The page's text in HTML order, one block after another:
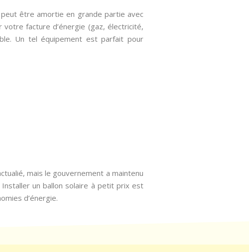
être amortie en grande partie avec
facture d’énergie (gaz, électricité,
Un tel équipement est parfait pour
mais le gouvernement a maintenu
un ballon solaire à petit prix est
d’énergie.